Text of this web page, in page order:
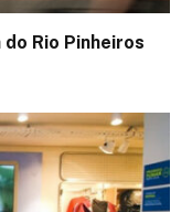
Rio Pinheiros